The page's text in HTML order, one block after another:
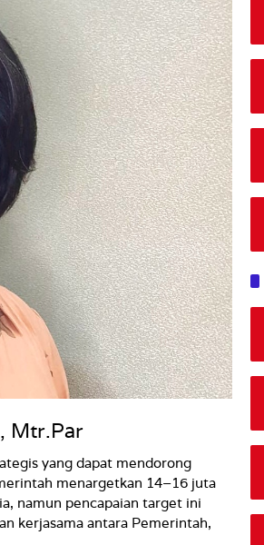
Mtr.Par
yang dapat mendorong
menargetkan 14–16 juta
namun pencapaian target ini
kerjasama antara Pemerintah,